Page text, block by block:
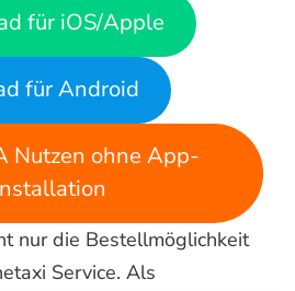
für iOS/Apple
für Android
Nutzen ohne App-
nur die Bestellmöglichkeit
Service. Als